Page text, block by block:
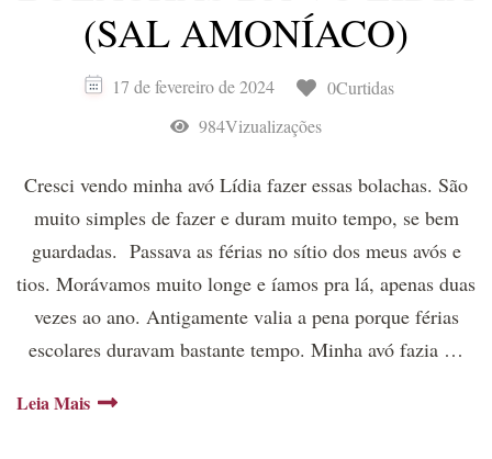
(SAL AMONÍACO)
17 de fevereiro de 2024
0Curtidas
984Vizualizações
Cresci vendo minha avó Lídia fazer essas bolachas. São
muito simples de fazer e duram muito tempo, se bem
guardadas. Passava as férias no sítio dos meus avós e
tios. Morávamos muito longe e íamos pra lá, apenas duas
vezes ao ano. Antigamente valia a pena porque férias
escolares duravam bastante tempo. Minha avó fazia …
Leia Mais